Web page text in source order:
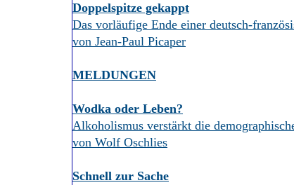
Doppelspitze gekappt
Das vorläufige Ende einer deutsch-
von Jean-Paul Picaper
MELDUNGEN
Wodka oder Leben?
Alkoholismus verstärkt die
von Wolf Oschlies
Schnell zur Sache